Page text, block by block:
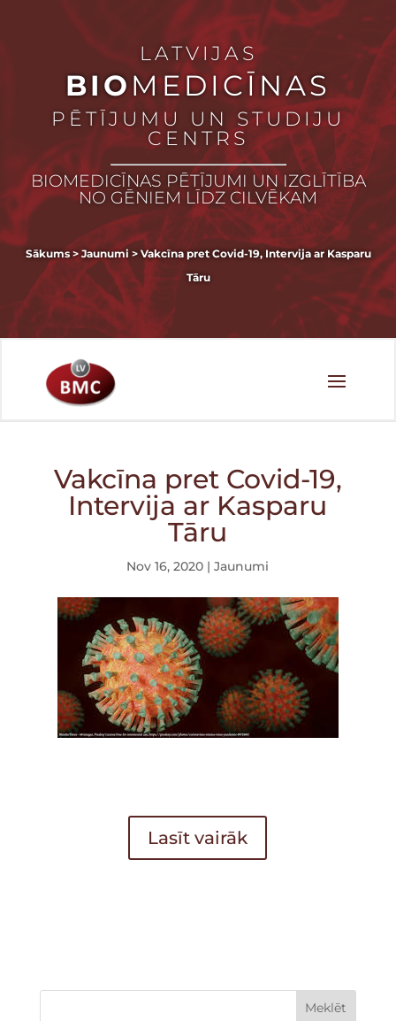
LATVIJAS
BIOMEDICĪNAS
PĒTĪJUMU UN STUDIJU
CENTRS
BIOMEDICĪNAS PĒTĪJUMI UN IZGLĪTĪBA
NO GĒNIEM LĪDZ CILVĒKAM
Sākums> Jaunumi > Vakcīna pret Covid-19, Intervija ar Kasparu
Tāru
Vakcīna pret Covid-19,
Intervija ar Kasparu
Tāru
Nov 16, 2020 |Jaunumi
Lasīt vairāk